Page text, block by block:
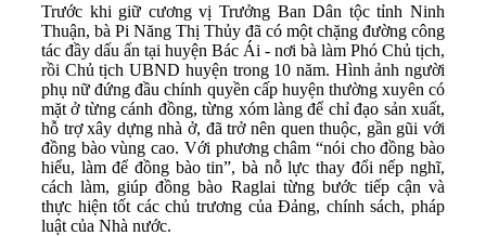
Trước khi giữ cương vị Trưởng Ban Dân tộc tỉnh Ninh
Thuận, bà Pi Năng Thị Thủy đã có một chặng đường công
tác đầy dấu ấn tại huyện Bác Ái - nơi bà làm Phó Chủ tịch,
rồi Chủ tịch UBND huyện trong 10 năm. Hình ảnh người
phụ nữ đứng đầu chính quyền cấp huyện thường xuyên có
mặt ở từng cánh đồng, từng xóm làng để chỉ đạo sản xuất,
hỗ trợ xây dựng nhà ở, đã trở nên quen thuộc, gần gũi với
đồng bào vùng cao. Với phương châm “nói cho đồng bào
hiểu, làm để đồng bào tin”, bà nỗ lực thay đổi nếp nghĩ,
cách làm, giúp đồng bào Raglai từng bước tiếp cận và
thực hiện tốt các chủ trương của Đảng, chính sách, pháp
luật của Nhà nước.